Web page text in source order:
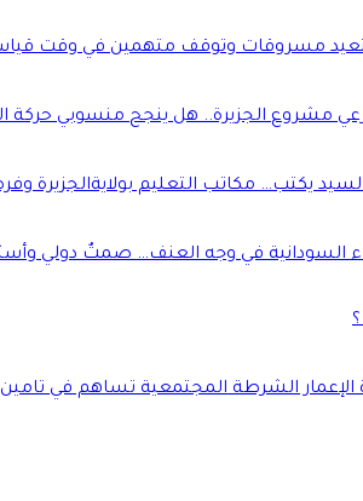
مسروقات وتوقف متهمين في وقت
مشروع الجزيرة.. هل ينجح منسوبي حركة
يكتب… مكاتب التعليم بولايةالجزيرة
السودانية في وجه العنف… صمتٌ دولي
الإعمار الشرطة المجتمعية تساهم في تامين